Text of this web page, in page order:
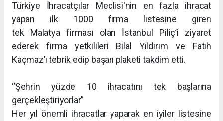
Türkiye İhracatçılar Meclisi'nin en fazla ihracat
yapan ilk 1000 firma listesine giren
tek Malatya firması olan İstanbul Piliç’i ziyaret
ederek firma yetkilileri Bilal Yıldırım ve Fatih
Kaçmaz’ı tebrik edip başarı plaketi takdim etti.
“Şehrin yüzde 10 ihracatını tek başlarına
gerçekleştiriyorlar”
Her yıl önemli ihracatlar yaparak en iyiler listesine